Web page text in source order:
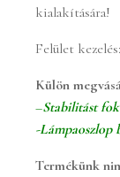
kialakítására!
Felület
Külön
–Stabilitást
-Lámpaoszlop
Termékünk